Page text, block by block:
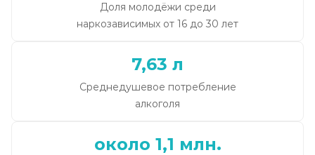
Доля молодёжи среди
наркозависимых от 16 до 30 лет
7,63 л
Среднедушевое потребление
алкоголя
около 1,1 млн.